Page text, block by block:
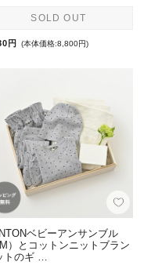
SOLD OUT
円 (本体価格:8,800円)
ベビーアンサンブル
）とコットンニットブラン
トのギ …